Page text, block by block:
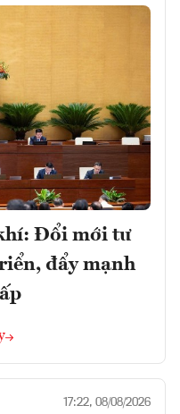
Đổi mới tư
đẩy mạnh
17:22, 08/08/2026